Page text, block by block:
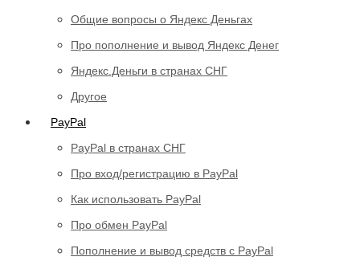
Общие вопросы о Яндекс Деньгах
Про пополнение и вывод Яндекс Денег
Яндекс.Деньги в странах СНГ
Другое
PayPal
PayPal в странах СНГ
Про вход/регистрацию в PayPal
Как использовать PayPal
Про обмен PayPal
Пополнение и вывод средств с PayPal